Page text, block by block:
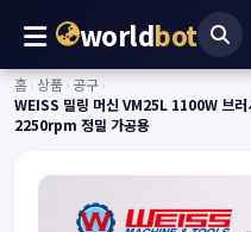
worldbot
홈›상품› 공구›
WEISS 밀링 머신 VM25L 1100W 브
2250rpm 정밀 가공용